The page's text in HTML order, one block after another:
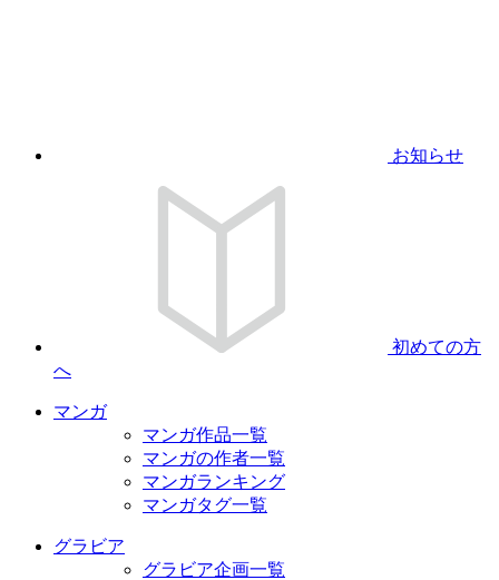
お知らせ
初めての方
へ
マンガ
マンガ作品一覧
マンガの作者一覧
マンガランキング
マンガタグ一覧
グラビア
グラビア企画一覧